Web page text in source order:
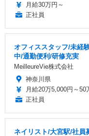
月給30万円～
正社員
オフィススタッフ/未経
中/通勤便利/研修充実
MeilleureVie株式会社
神奈川県
月給20万5,000円～50
正社員
ネイリスト/大宮駅/社員